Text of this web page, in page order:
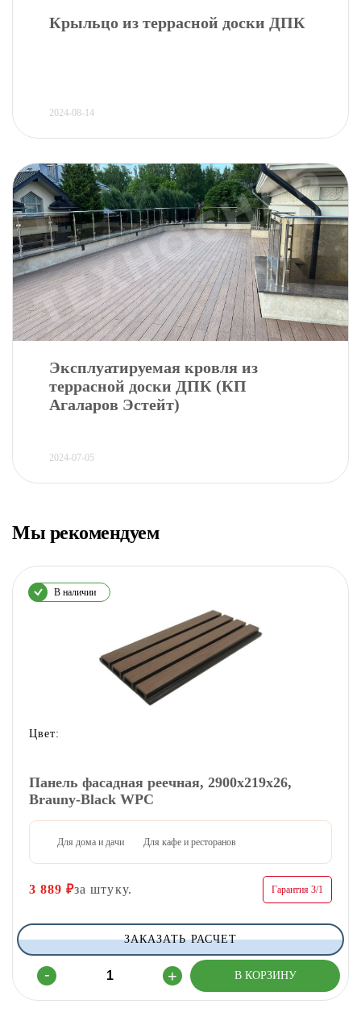
Крыльцо из террасной доски ДПК
2024-08-14
Эксплуатируемая кровля из
террасной доски ДПК (КП
Агаларов Эстейт)
2024-07-05
Мы рекомендуем
В наличии
Цвет:
Панель фасадная реечная, 2900х219х26,
Brauny-Black WPC
Для дома и дачи Для кафе и ресторанов
3 889 ₽за штуку. Гарантия 3/1
ЗАКАЗАТЬ РАСЧЕТ